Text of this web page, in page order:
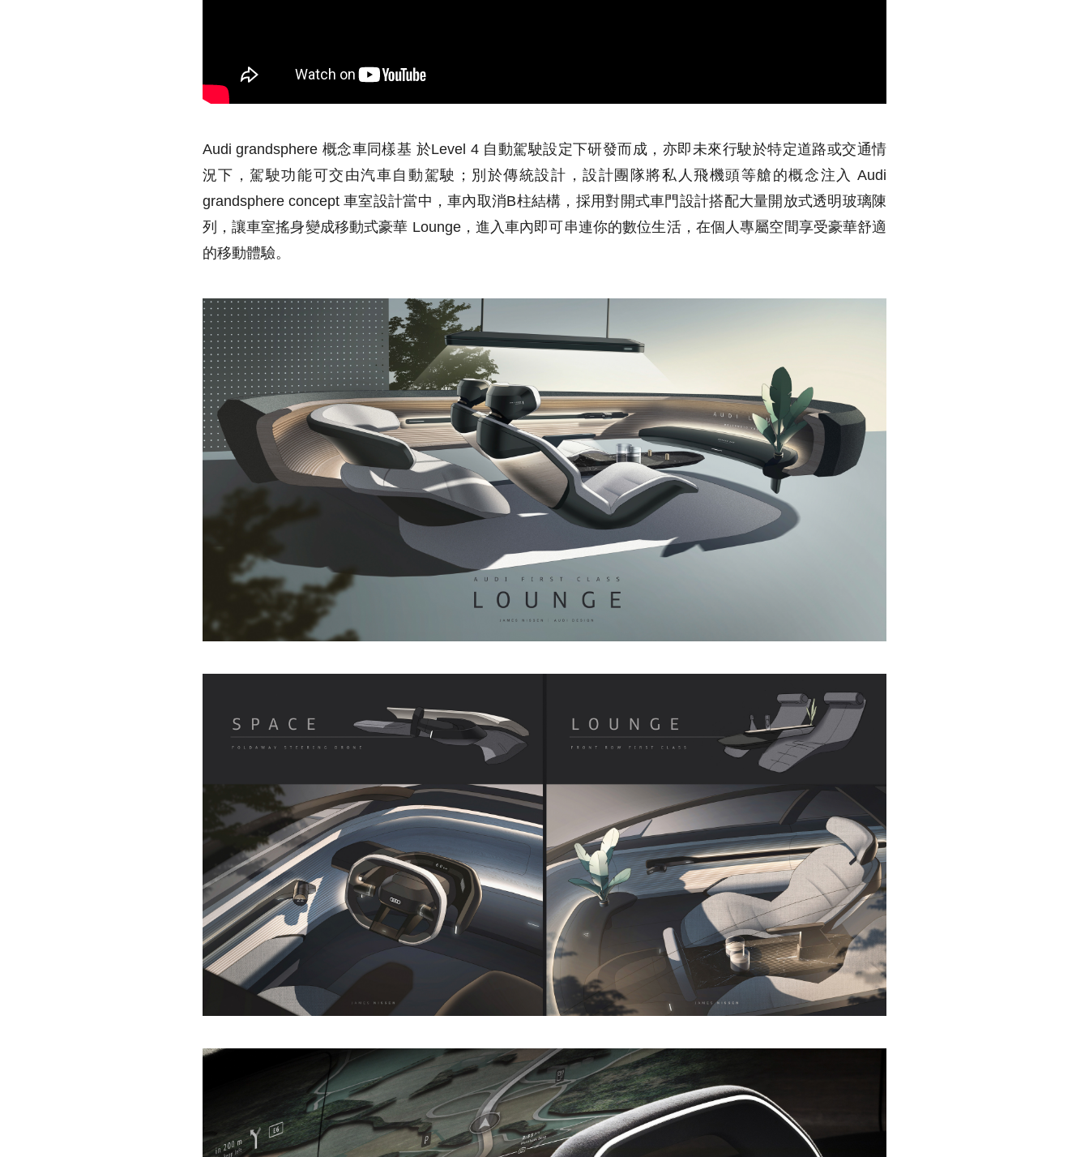
Audi grandsphere 概念車同樣基 於Level 4 自動駕駛設定下研發而成，亦即未來行駛於特定道路或交通情
況下，駕駛功能可交由汽車自動駕駛；別於傳統設計，設計團隊將私人飛機頭等艙的概念注 入 Audi
grandsphere concept 車室設計當中，車內取消B柱結構，採用對開式車門設計搭配大量開放式透明玻璃陳
列，讓車室搖身變成移動式豪華 Lounge，進入車內即可串連你的數位生活，在個人專屬空間享受豪華舒適
的移動體驗。